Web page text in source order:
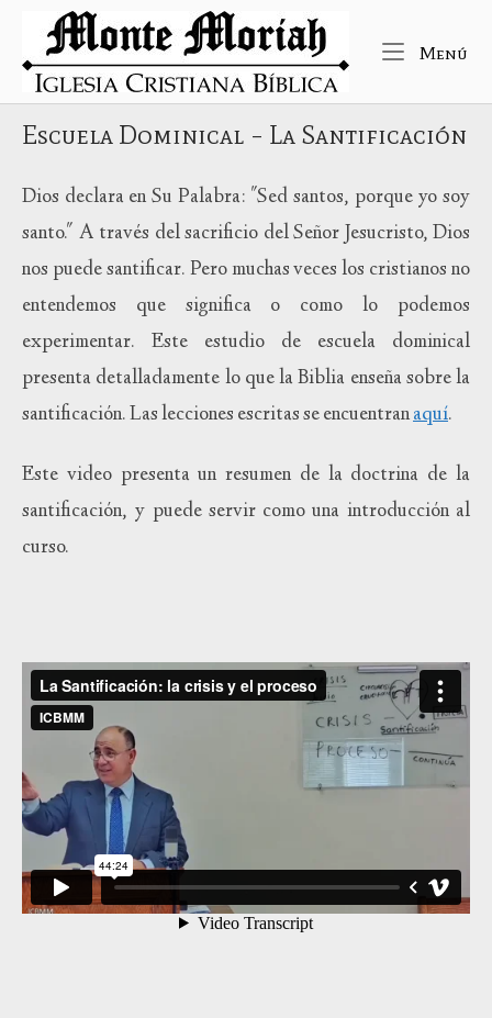
contenido
Inicio
Menú
Escuela Dominical – La Santificación
Dios declara en Su Palabra: "Sed santos, porque yo soy
santo." A través del sacrificio del Señor Jesucristo, Dios
nos puede santificar. Pero muchas veces los cristianos no
entendemos que significa o como lo podemos
experimentar. Este estudio de escuela dominical
presenta detalladamente lo que la Biblia enseña sobre la
santificación. Las lecciones escritas se encuentranaquí.
Este video presenta un resumen de la doctrina de la
santificación, y puede servir como una introducción al
curso.